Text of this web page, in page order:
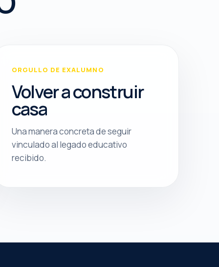
ORGULLO DE EXALUMNO
Volver a construir
casa
Una manera concreta de seguir
vinculado al legado educativo
recibido.